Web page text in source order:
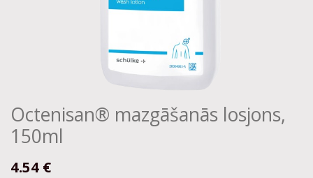
Octenisan® mazgāšanās losjons,
150ml
4.54 €